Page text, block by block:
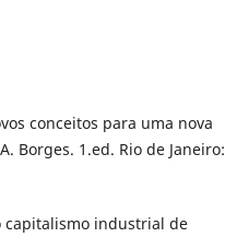
conceitos para uma nova
Borges. 1.ed. Rio de Janeiro:
capitalismo industrial de